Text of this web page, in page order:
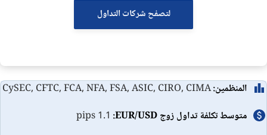
خدمة العملاء
لتصفح شركات التداول
المنظمين:CySEC, CFTC, FCA, NFA, FSA, ASIC, CIRO, CIMA
متوسط تكلفة تداول زوج EUR/USD:
1.1 pips